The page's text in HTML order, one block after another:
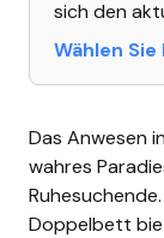
sich den
Wählen
Das Anwesen
wahres
Doppelbett